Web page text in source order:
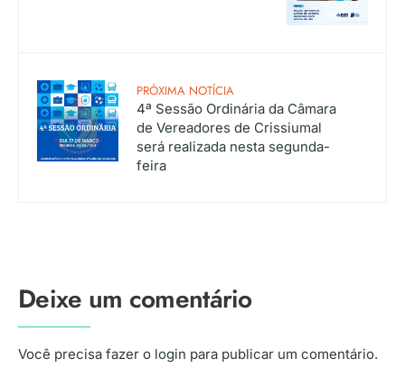
PRÓXIMA NOTÍCIA
4ª Sessão Ordinária da Câmara
de Vereadores de Crissiumal
será realizada nesta segunda-
feira
Deixe um comentário
Você precisa fazer o login para publicar um comentário.